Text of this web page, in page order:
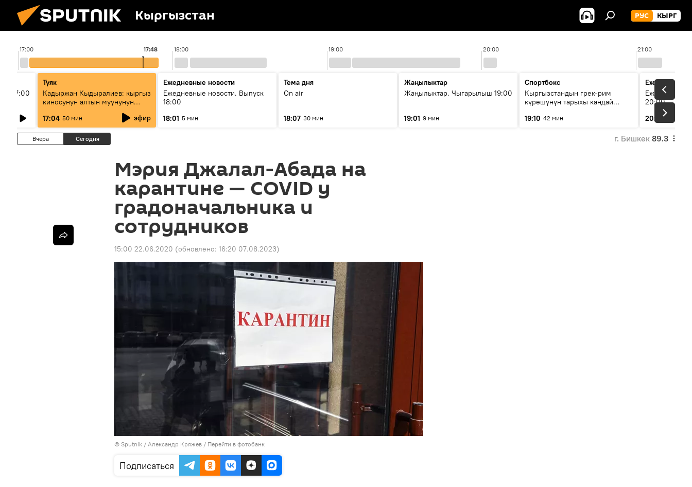
Кыргызстан РУС КЫРГ
17:00 18:00 19:00 20:00 21:00
17:48
17:00
Туяк
Кадыржан Кыдыралиев: кыргыз
киносунун алтын муунунун
17:04 50 мин эфир
Ежедневные новости
Ежедневные новости. Выпуск
18:00
18:01 5 мин
Тема дня
On air
18:07 30 мин
Жаңылыктар
Жаңылыктар. Чыгарылыш 19:00
19:01 9 мин
Спортбокс
Кыргызстандын грек-рим
күрөшүнүн тарыхы кандай
19:10 42 мин
Ежедневные
Ежедневные
20:00
20:01
Вчера Сегодня г. Бишкек 89.3
Мэрия Джалал-Абада на
карантине — COVID у
градоначальника и
сотрудников
15:00 22.06.2020 (обновлено: 16:20 07.08.2023)
© Sputnik / Александр Кряжев / Перейти в фотобанк
Подписаться